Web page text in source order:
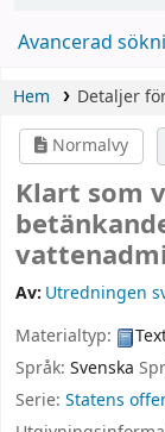
Avancerad
Hem Detaljer
Normalvy
Klart som
Av: Utredningen
Materialtyp:
Språk: Svenska
Serie: Statens